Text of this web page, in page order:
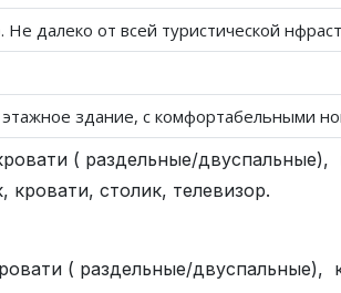
далеко от всей туристической
здание, с комфортабельными
( раздельные/
столик, телевизор.
( раздельные/